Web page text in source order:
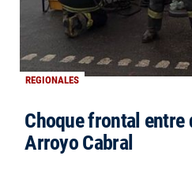
REGIONALES
Choque frontal entre
Arroyo Cabral